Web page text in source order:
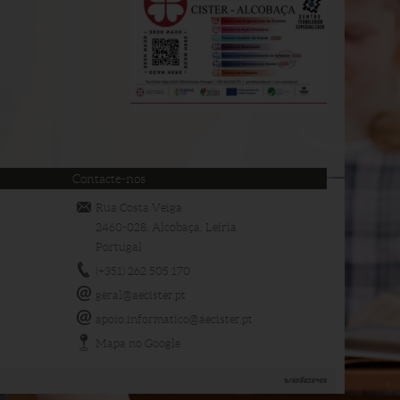
Contacte-nos
Rua Costa Veiga
2460-028, Alcobaça, Leiria
Portugal
(+351) 262 505 170
geral@aecister.pt
apoio.informatico@aecister.pt
Mapa no Google